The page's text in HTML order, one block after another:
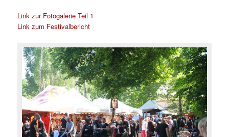
Link zur Fotogalerie Teil 1
Link zum Festivalbericht